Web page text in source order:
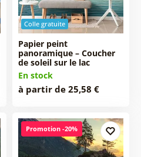
Colle gratuite
Papier peint
panoramique – Coucher
de soleil sur le lac
En stock
à partir de 25,58 €
Promotion -20%